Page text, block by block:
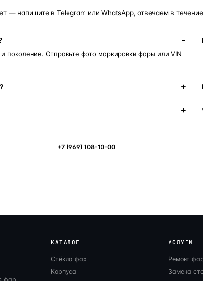
— напишите в Telegram или WhatsApp, отвечаем в
поколение. Отправьте фото маркировки фары или VIN
+7 (969) 108-10-00
фар
КАТАЛОГ
Стёкла фар
Корпуса
УСЛУГИ
Ремонт фар
Замена